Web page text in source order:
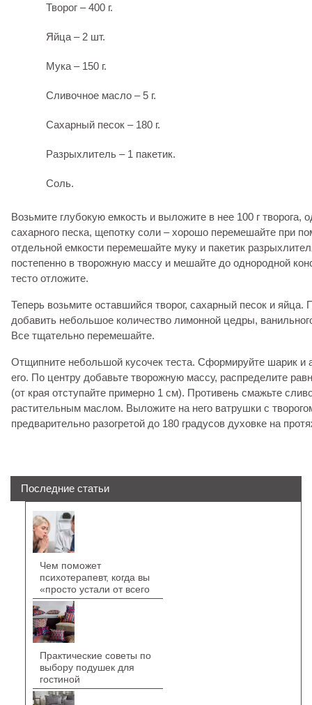
Творог – 400 г.
Яйца – 2 шт.
Мука – 150 г.
Сливочное масло – 5 г.
Сахарный песок – 180 г.
Разрыхлитель – 1 пакетик.
Соль.
Возьмите глубокую емкость и выложите в нее 100 г творога,
сахарного песка, щепотку соли – хорошо перемешайте при
отдельной емкости перемешайте муку и пакетик
постепенно в творожную массу и мешайте до однородной
тесто отложите.
Теперь возьмите оставшийся творог, сахарный песок и
добавить небольшое количество лимонной цедры,
Все тщательно перемешайте.
Отщипните небольшой кусочек теста. Сформируйте шарик и
его. По центру добавьте творожную массу, распределите
(от края отступайте примерно 1 см). Противень смажьте
растительным маслом. Выложите на него ватрушки с
предварительно разогретой до 180 градусов духовке на
Последние статьи
Чем поможет
психотерапевт, когда вы
«просто устали от всего
Практические советы по
выбору подушек для
гостиной